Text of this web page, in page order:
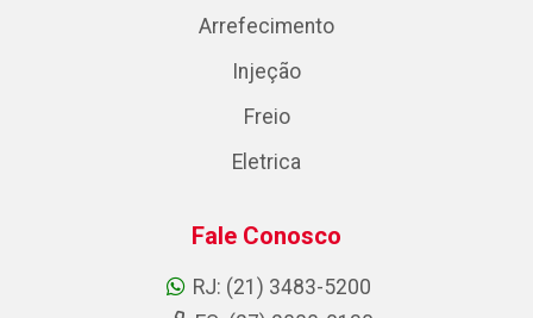
Arrefecimento
Injeção
Freio
Eletrica
Fale Conosco
RJ: (21) 3483-5200